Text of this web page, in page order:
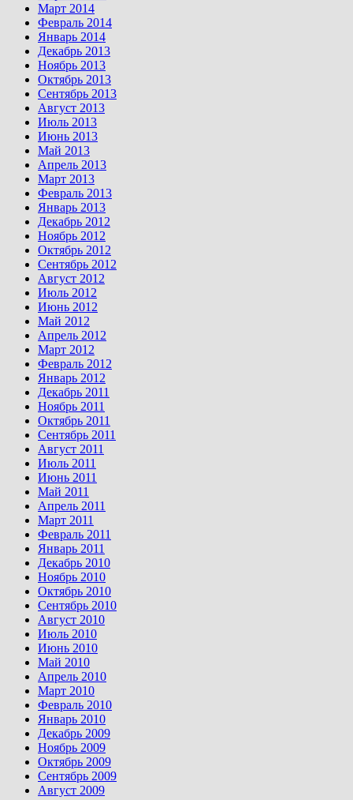
Март 2014
Февраль 2014
Январь 2014
Декабрь 2013
Ноябрь 2013
Октябрь 2013
Сентябрь 2013
Август 2013
Июль 2013
Июнь 2013
Май 2013
Апрель 2013
Март 2013
Февраль 2013
Январь 2013
Декабрь 2012
Ноябрь 2012
Октябрь 2012
Сентябрь 2012
Август 2012
Июль 2012
Июнь 2012
Май 2012
Апрель 2012
Март 2012
Февраль 2012
Январь 2012
Декабрь 2011
Ноябрь 2011
Октябрь 2011
Сентябрь 2011
Август 2011
Июль 2011
Июнь 2011
Май 2011
Апрель 2011
Март 2011
Февраль 2011
Январь 2011
Декабрь 2010
Ноябрь 2010
Октябрь 2010
Сентябрь 2010
Август 2010
Июль 2010
Июнь 2010
Май 2010
Апрель 2010
Март 2010
Февраль 2010
Январь 2010
Декабрь 2009
Ноябрь 2009
Октябрь 2009
Сентябрь 2009
Август 2009